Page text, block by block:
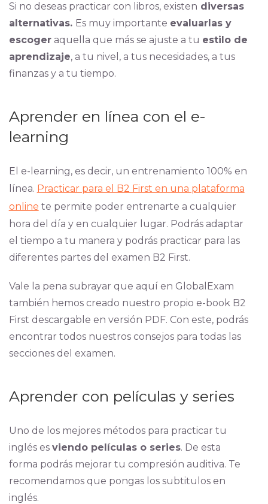
Si no deseas practicar con libros, existen diversas
alternativas. Es muy importante evaluarlas y
escogeraquella que más se ajuste a tu estilo de
aprendizaje, a tu nivel, a tus necesidades, a tus
finanzas y a tu tiempo.
Aprender en línea con el e-
learning
El e-learning, es decir, un entrenamiento 100% en
línea. Practicar para el B2 First en una plataforma
online te permite poder entrenarte a cualquier
hora del día y en cualquier lugar. Podrás adaptar
el tiempo a tu manera y podrás practicar para las
diferentes partes del examen B2 First.
Vale la pena subrayar que aquí en GlobalExam
también hemos creado nuestro propio e-book B2
First descargable en versión PDF. Con este, podrás
encontrar todos nuestros consejos para todas las
secciones del examen.
Aprender con películas y series
Uno de los mejores métodos para practicar tu
inglés es viendo películas o series. De esta
forma podrás mejorar tu compresión auditiva. Te
recomendamos que pongas los subtitulos en
inglés.